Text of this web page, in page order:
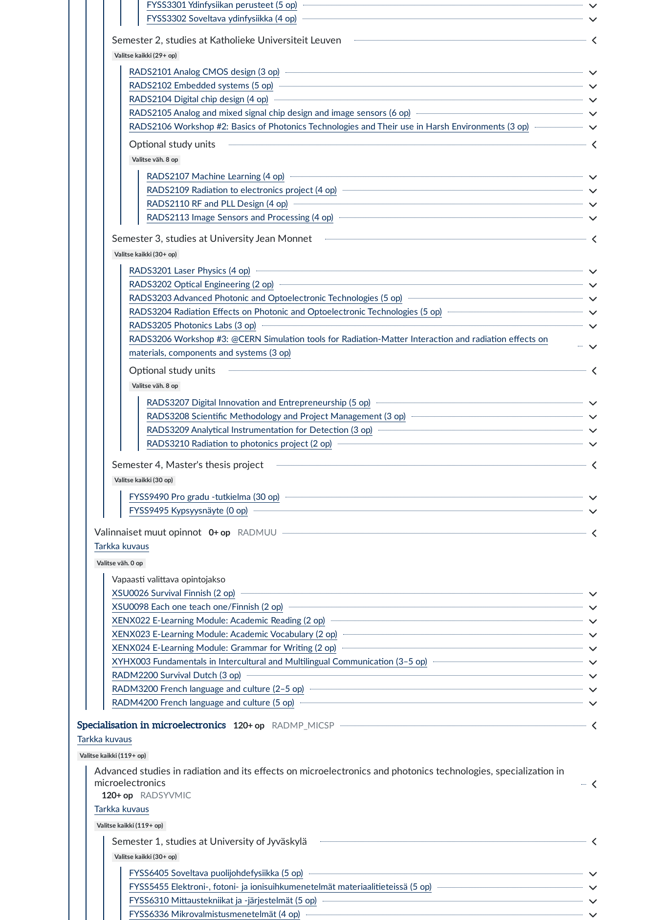
FYSS3301 Ydinfysiikan perusteet (5 op)
FYSS3302 Soveltava ydinfysiikka (4 op)
Semester 2, studies at Katholieke Universiteit Leuven
Valitse kaikki (29+ op)
RADS2101 Analog CMOS design (3 op)
RADS2102 Embedded systems (5 op)
RADS2104 Digital chip design (4 op)
RADS2105 Analog and mixed signal chip design and image sensors (6 op)
RADS2106 Workshop #2: Basics of Photonics Technologies and Their use in Harsh Environments (3 op)
Optional study units
Valitse väh. 8 op
RADS2107 Machine Learning (4 op)
RADS2109 Radiation to electronics project (4 op)
RADS2110 RF and PLL Design (4 op)
RADS2113 Image Sensors and Processing (4 op)
Semester 3, studies at University Jean Monnet
Valitse kaikki (30+ op)
RADS3201 Laser Physics (4 op)
RADS3202 Optical Engineering (2 op)
RADS3203 Advanced Photonic and Optoelectronic Technologies (5 op)
RADS3204 Radiation Effects on Photonic and Optoelectronic Technologies (5 op)
RADS3205 Photonics Labs (3 op)
RADS3206 Workshop #3: @CERN Simulation tools for Radiation-Matter Interaction and radiation effects on
materials, components and systems (3 op)
Optional study units
Valitse väh. 8 op
RADS3207 Digital Innovation and Entrepreneurship (5 op)
RADS3208 Scientific Methodology and Project Management (3 op)
RADS3209 Analytical Instrumentation for Detection (3 op)
RADS3210 Radiation to photonics project (2 op)
Semester 4, Master's thesis project
Valitse kaikki (30 op)
FYSS9490 Pro gradu -tutkielma (30 op)
FYSS9495 Kypsyysnäyte (0 op)
Valinnaiset muut opinnot 0+ op
RADMUU
Tarkka kuvaus
Valitse väh. 0 op
Vapaasti valittava opintojakso
XSU0026 Survival Finnish (2 op)
XSU0098 Each one teach one/Finnish (2 op)
XENX022 E-Learning Module: Academic Reading (2 op)
XENX023 E-Learning Module: Academic Vocabulary (2 op)
XENX024 E-Learning Module: Grammar for Writing (2 op)
XYHX003 Fundamentals in Intercultural and Multilingual Communication (3–5 op)
RADM2200 Survival Dutch (3 op)
RADM3200 French language and culture (2–5 op)
RADM4200 French language and culture (5 op)
Specialisation in microelectronics 120+ op
RADMP_MICSP
Tarkka kuvaus
Valitse kaikki (119+ op)
Advanced studies in radiation and its effects on microelectronics and photonics technologies, specialization in
microelectronics
120+ op
RADSYVMIC
Tarkka kuvaus
Valitse kaikki (119+ op)
Semester 1, studies at University of Jyväskylä
Valitse kaikki (30+ op)
FYSS6405 Soveltava puolijohdefysiikka (5 op)
FYSS5455 Elektroni-, fotoni- ja ionisuihkumenetelmät materiaalitieteissä (5 op)
FYSS6310 Mittaustekniikat ja -järjestelmät (5 op)
FYSS6336 Mikrovalmistusmenetelmät (4 op)